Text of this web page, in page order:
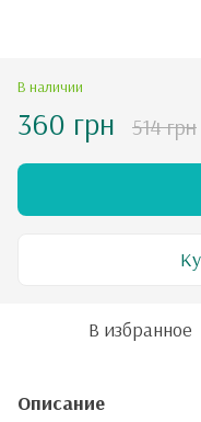
В наличии
360 грн 514 грн
В избранное
Описание